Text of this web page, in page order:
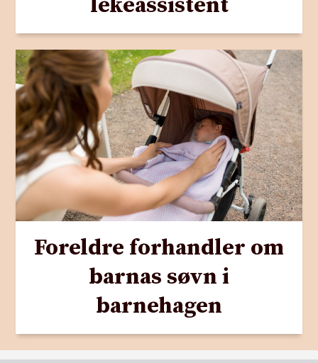
lekeassistent
Foreldre forhandler om
barnas søvn i
barnehagen